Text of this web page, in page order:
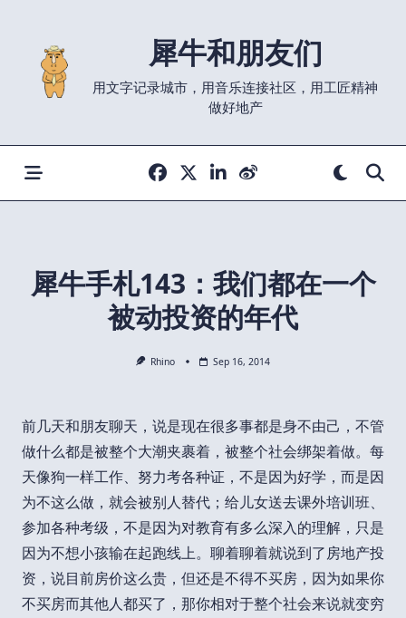
content
犀牛和朋友们
用文字记录城市，用音乐连接社区，用工匠精神
做好地产
犀牛手札143：我们都在一个
被动投资的年代
Rhino Sep 16, 2014
前几天和朋友聊天，说是现在很多事都是身不由己，不管
做什么都是被整个大潮夹裹着，被整个社会绑架着做。每
天像狗一样工作、努力考各种证，不是因为好学，而是因
为不这么做，就会被别人替代；给儿女送去课外培训班、
参加各种考级，不是因为对教育有多么深入的理解，只是
因为不想小孩输在起跑线上。聊着聊着就说到了房地产投
资，说目前房价这么贵，但还是不得不买房，因为如果你
不买房而其他人都买了，那你相对于整个社会来说就变穷